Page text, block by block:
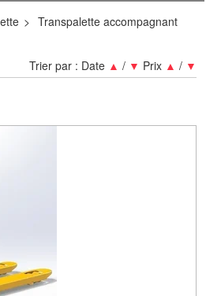
Transpalette accompagnant
Trier par : Date ▲ / ▼ Prix ▲ / ▼